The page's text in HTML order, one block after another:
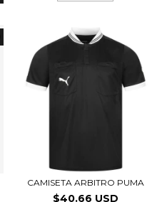
CAMISETA ARBITRO PUMA
$40.66 USD